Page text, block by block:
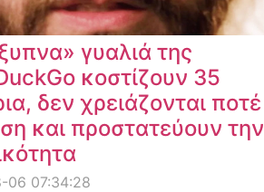
γυαλιά της
κοστίζουν 35
δεν χρειάζονται ποτέ
και προστατεύουν την
06 07:34:28